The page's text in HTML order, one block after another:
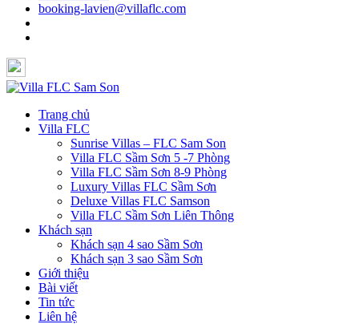
booking-lavien@villaflc.com
Trang chủ
Villa FLC
Sunrise Villas – FLC Sam Son
Villa FLC Sầm Sơn 5 -7 Phòng
Villa FLC Sầm Sơn 8-9 Phòng
Luxury Villas FLC Sầm Sơn
Deluxe Villas FLC Samson
Villa FLC Sầm Sơn Liên Thông
Khách sạn
Khách sạn 4 sao Sầm Sơn
Khách sạn 3 sao Sầm Sơn
Giới thiệu
Bài viết
Tin tức
Liên hệ